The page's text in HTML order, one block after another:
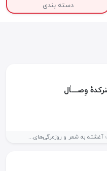
دسته بندی
وِصــــاٰل